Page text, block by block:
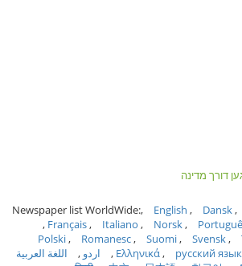
דורך מדינה
Newspaper list WorldWide: English Dansk
Français
Italiano Norsk
Polski
Romanesc Suomi Svensk
Ελληνικά
русский язык اردو
اللغة العربية